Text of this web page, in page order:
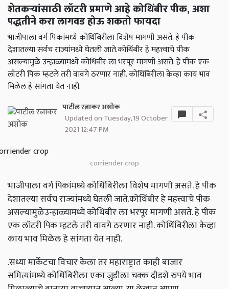
शेतकऱ्यांसाठी लॉटरी प्रमाणे आहे कोथिंबीर पीक, अशा
पद्धतीने करा लागवड होऊ शकतो फायदा
भाजीपाला वर्ग पिकांमध्ये कोथिंबिरीला विशेष मागणी असते. हे पीक
देशातल्या सर्वच राज्यांमध्ये घेतली जाते.कोथिंबीर हे महत्त्वाचे पीक
असल्यामुळे उन्हाळ्यामध्ये कोथिंबीर ला भरपूर मागणी असते. हे पीक एक
लॉटरी पिक म्हटले तरी वावगे ठरणार नाही. कोथिंबिरीला केव्हा काय भाव
मिळेल हे सांगता येत नाही.
पाटील रत्नाकर अशोक
Updated on Tuesday, 19 October
2021 12:47 PM
corriender crop
भाजीपाला वर्ग पिकांमध्ये कोथिंबिरीला विशेष मागणी असते. हे पीक
देशातल्या सर्वच राज्यांमध्ये घेतली जाते.कोथिंबीर हे महत्त्वाचे पीक
असल्यामुळेउन्हाळ्यामध्ये कोथिंबीर ला भरपूर मागणी असते. हे पीक
एक लॉटरी पिक म्हटले तरी वावगे ठरणार नाही. कोथिंबिरीला केव्हा
काय भाव मिळेल हे सांगता येत नाही.
.सध्या मार्केटचा विचार केला तर महाराष्ट्रात काही बाजार
समित्यांमध्ये कोथिंबिरीला एका जुडीला चक्क दीडशे रुपये भाव